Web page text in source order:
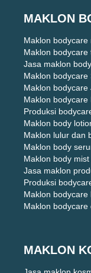
MAKLON
Maklon
Maklon
Jasa maklon
Maklon bodycare
Maklon bodycare
Maklon bodycare
Produksi
Maklon body
Maklon lulur dan
Maklon body
Maklon body
Jasa maklon
Produksi
Maklon
Maklon
MAKLON